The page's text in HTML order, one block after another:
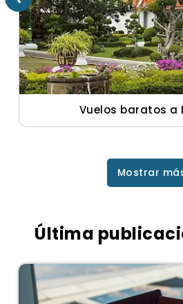
Vuelos baratos a
Mostrar
Última